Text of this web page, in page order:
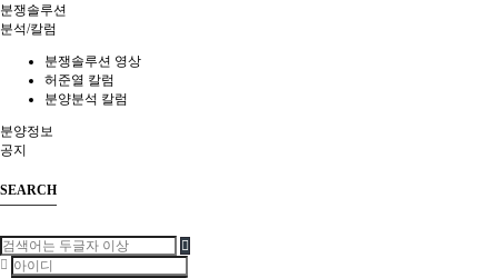
분쟁솔루션
분석/칼럼
분쟁솔루션 영상
허준열 칼럼
분양분석 칼럼
분양정보
공지
SEARCH